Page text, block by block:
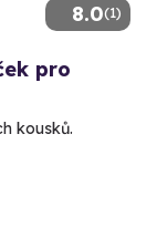
8.0(1)
pro
kousků.